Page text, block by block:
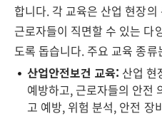
합니다. 각 교육은 산업 현장
근로자들이 직면할 수 있는 다
도록 돕습니다. 주요 교육 종
산업안전보건 교육: 산업 현
예방하고, 근로자들의 안전
고 예방, 위험 분석, 안전 장